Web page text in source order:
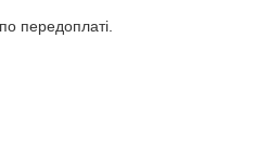
передоплаті.